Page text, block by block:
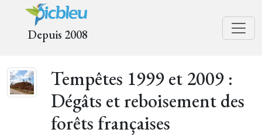
Depuis 2008
Tempêtes 1999 et 2009 :
Dégâts et reboisement des
forêts françaises